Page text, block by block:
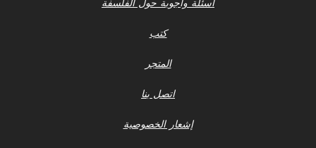
أسئلة وأجوبة حول الفلسفة
كتب
المتجر
اتصل بنا
إشعار الخصوصية